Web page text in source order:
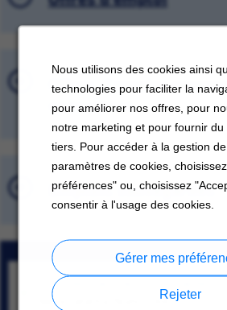
Nous utilisons des cookies ainsi
technologies pour faciliter la
pour améliorer nos offres, pour
notre marketing et pour fournir
tiers. Pour accéder à la gestion
paramètres de cookies,
préférences" ou, choisissez
consentir à l'usage des cookies.
Rejeter
Gérer mes
Offres d'emploi
consultées
Emplois sauvegardés
Lider de manufactura y
Santa Catarina, Nuevo León